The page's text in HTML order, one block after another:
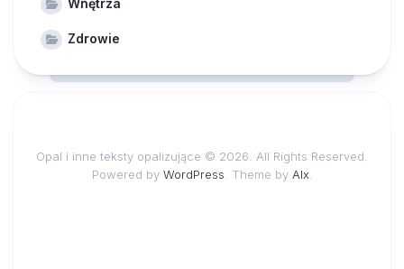
Wnętrza
Zdrowie
Opal i inne teksty opalizujące © 2026. All Rights Reserved.
Powered by WordPress . Theme by Alx